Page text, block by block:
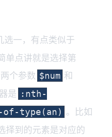
选一，有点类似于
单点讲就是选择第
个参数 $num 和
是 :nth-
of-type(an) 。比如
择到的元素是对应的